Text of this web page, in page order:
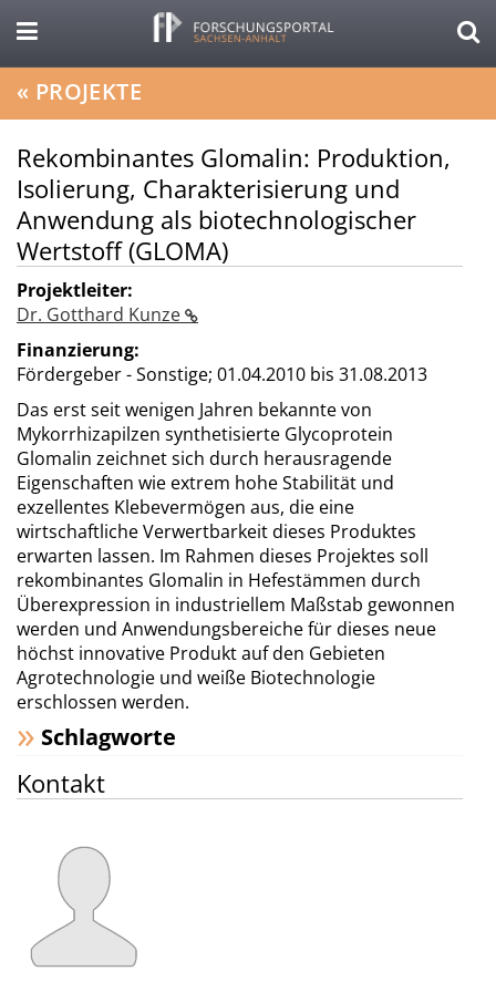
« PROJEKTE
Rekombinantes Glomalin: Produktion,
Isolierung, Charakterisierung und
Anwendung als biotechnologischer
Wertstoff (GLOMA)
Projektleiter:
Dr. Gotthard Kunze
Finanzierung:
Fördergeber - Sonstige; 01.04.2010 bis 31.08.2013
Das erst seit wenigen Jahren bekannte von
Mykorrhizapilzen synthetisierte Glycoprotein
Glomalin zeichnet sich durch herausragende
Eigenschaften wie extrem hohe Stabilität und
exzellentes Klebevermögen aus, die eine
wirtschaftliche Verwertbarkeit dieses Produktes
erwarten lassen. Im Rahmen dieses Projektes soll
rekombinantes Glomalin in Hefestämmen durch
Überexpression in industriellem Maßstab gewonnen
werden und Anwendungsbereiche für dieses neue
höchst innovative Produkt auf den Gebieten
Agrotechnologie und weiße Biotechnologie
erschlossen werden.
Schlagworte
Kontakt